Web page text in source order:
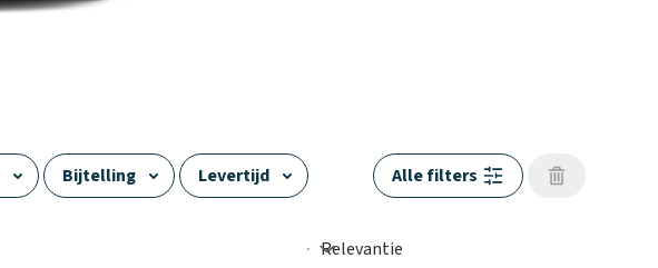
Bijtelling
Levertijd
Alle filters